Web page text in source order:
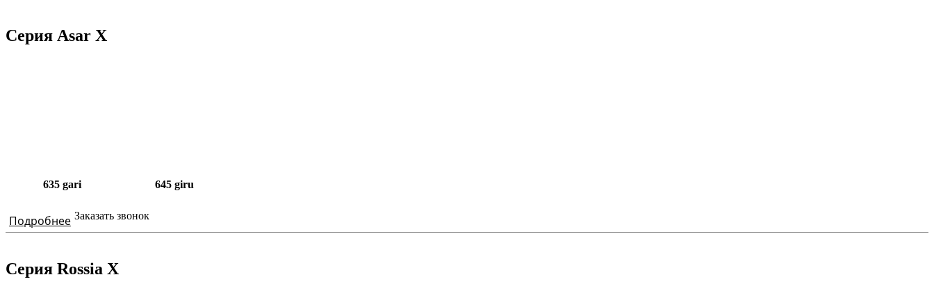
Серия Asar X
635 gari 645 giru
Подробнее Заказать звонок
Серия Rossia X